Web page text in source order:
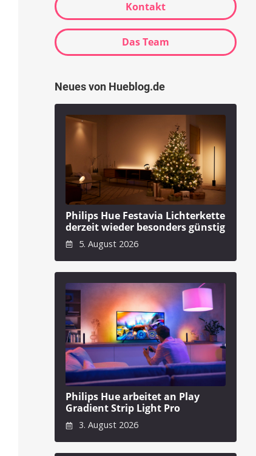
Kontakt
Das Team
Neues von Hueblog.de
Philips Hue Festavia Lichterkette
derzeit wieder besonders günstig
5. August 2026
Philips Hue arbeitet an Play
Gradient Strip Light Pro
3. August 2026